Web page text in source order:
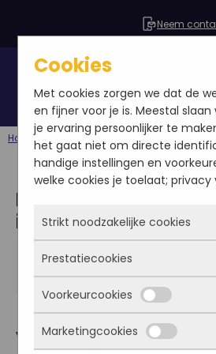
Neem
Home Social media Drie
Drie manieren om
in te zetten
Marit Vervaart
Veel bedrijven beginnen met
Cookies
Met cookies zorgen we dat de
en fijner voor je is. Meestal
je ervaring persoonlijker te
het gaat niet om directe
handige instellingen en
welke cookies je toelaat; privacy
Strikt noodzakelijke cookies
Deze cookies zorgen ervoor
überhaupt werkt. Ze zijn dus
kunnen niet worden uitgezet.
ze alleen geplaatst als jij iets
inloggen, een formulier
Prestatiecookies
Met deze cookies zien we hoe
bezocht wordt, waar
komen en welke pagina’s
Voorkeurcookies
Deze cookies onthouden jouw
Marketingcookies